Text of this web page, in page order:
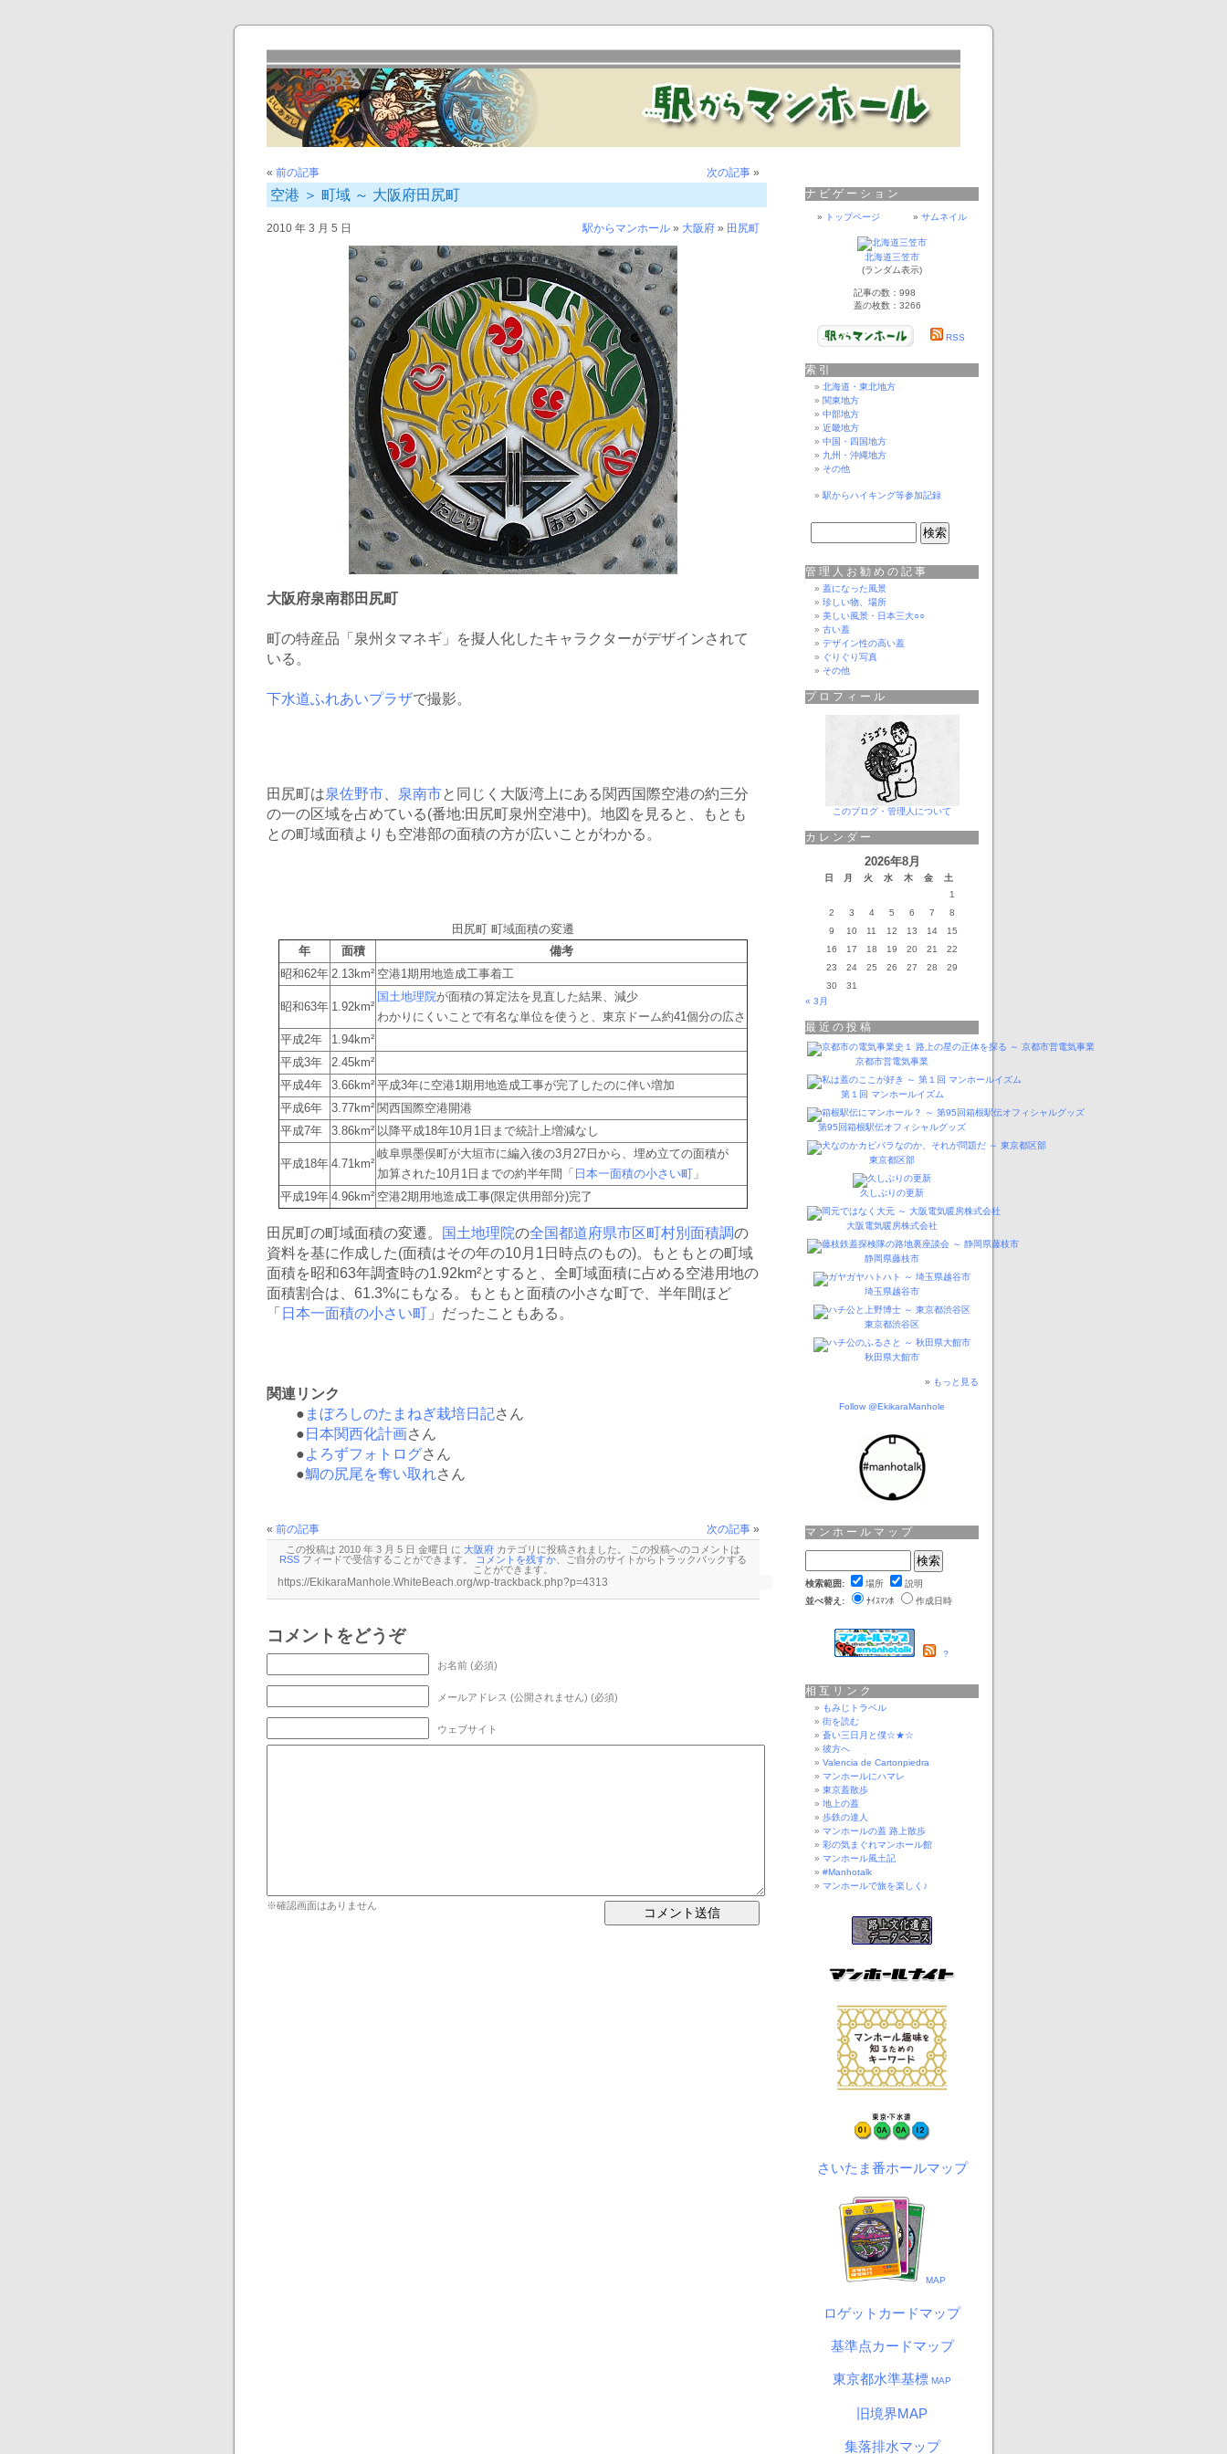
« 前の記事 次の記事 »
空港 ＞ 町域 ～ 大阪府田尻町
2010 年 3 月 5 日 駅からマンホール » 大阪府 » 田尻町
大阪府泉南郡田尻町
町の特産品「泉州タマネギ」を擬人化したキャラクターがデザインされて
いる。
下水道ふれあいプラザで撮影。
田尻町は泉佐野市 泉南市と同じく大阪湾上にある関西国際空港の約三分
の一の区域を占めている(番地:田尻町泉州空港中)。地図を見ると、もとも
との町域面積よりも空港部の面積の方が広いことがわかる。
田尻町 町域面積の変遷
年
面積
備考
昭和62年 2.13km² 空港1期用地造成工事着工
昭和63年 1.92km²
国土地理院が面積の算定法を見直した結果、減少
わかりにくいことで有名な単位を使うと、東京ドーム約41個分の広さ
平成2年
1.94km²
平成3年
2.45km²
平成4年
3.66km² 平成3年に空港1期用地造成工事が完了したのに伴い増加
平成6年
3.77km² 関西国際空港開港
平成7年
3.86km² 以降平成18年10月1日まで統計上増減なし
平成18年 4.71km²
岐阜県墨俣町が大垣市に編入後の3月27日から、埋め立ての面積が
加算された10月1日までの約半年間「 日本一面積の小さい町 」
平成19年 4.96km² 空港2期用地造成工事(限定供用部分)完了
田尻町の町域面積の変遷。 国土地理院の全国都道府県市区町村別面積調の
資料を基に作成した(面積はその年の10月1日時点のもの)。もともとの町域
面積を昭和63年調査時の1.92km²とすると、全町域面積に占める空港用地の
面積割合は、61.3%にもなる。もともと面積の小さな町で、半年間ほど
「 日本一面積の小さい町 」だったこともある。
関連リンク
● まぼろしのたまねぎ栽培日記さん
● 日本関西化計画さん
●よろずフォトログさん
●鯛の尻尾を奪い取れさん
« 前の記事 次の記事 »
この投稿は 2010 年 3 月 5 日 金曜日 に 大阪府 カテゴリに投稿されました。 この投稿へのコメントは
RSS フィードで受信することができます。 コメントを残すか 、ご自分のサイトから トラックバックする
ことができます。
コメントをどうぞ
お名前 (必須)
メールアドレス (公開されません) (必須)
ウェブサイト
※確認画面はありません
ナビゲーション
» トップページ » サムネイル
北海道三笠市
(ランダム表示)
記事の数：998
蓋の枚数：3266
RSS
索引
北海道・東北地方
関東地方
中部地方
近畿地方
中国・四国地方
九州・沖縄地方
その他
駅からハイキング等参加記録
管理人お勧めの記事
蓋になった風景
珍しい物、場所
美しい風景 ・ 日本三大○○
古い蓋
デザイン性の高い蓋
ぐりぐり写真
その他
プロフィール
このブログ・管理人について
カレンダー
2026年8月
日 月 火 水 木 金
土
1
2
3 4 5 6 7
8
9
10 11 12 13 14
15
16
17 18 19 20 21
22
23
24 25 26 27 28
29
30
31
« 3月
最近の投稿
京都市営電気事業
第１回 マンホールイズム
第95回箱根駅伝オフィシャルグッズ
東京都区部
久しぶりの更新
大阪電気暖房株式会社
静岡県藤枝市
埼玉県越谷市
東京都渋谷区
秋田県大館市
» もっと見る
Follow @EkikaraManhole
マンホールマップ
検索範囲: 場所
説明
並べ替え:
ﾅｲｽﾏﾝﾎ 作成日時
？
相互リンク
もみじトラベル
街を読む
蒼い三日月と僕☆★☆
彼方へ
Valencia de Cartonpiedra
マンホールにハマレ
東京蓋散歩
地上の蓋
歩鉄の達人
マンホールの蓋 路上散歩
彩の気まぐれマンホール館
マンホール風土記
#Manhotalk
マンホールで旅を楽しく♪
さいたま番ホールマップ
MAP
ロゲットカードマップ
基準点カードマップ
東京都水準基標 MAP
旧境界MAP
集落排水マップ